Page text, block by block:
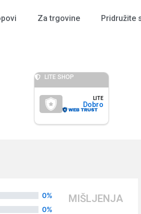
Za trgovine Pridružite
LITE SHOP
LITE
Dobro
0%
0%
MIŠLJENJA